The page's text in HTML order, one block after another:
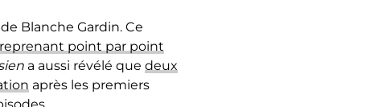
Blanche Gardin. Ce
point par point
a aussi révélé que deux
après les premiers